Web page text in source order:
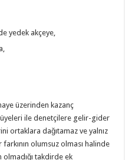
yedek akçeye,
üzerinden kazanç
ile denetçilere gelir-gider
ortaklara dağıtamaz ve yalnız
olumsuz olması halinde
takdirde ek